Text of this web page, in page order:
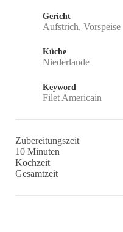
Gericht
Aufstrich, Vorspeise
Küche
Niederlande
Keyword
Filet Americain
Zubereitungszeit
10Minuten
Minuten
Kochzeit
Gesamtzeit